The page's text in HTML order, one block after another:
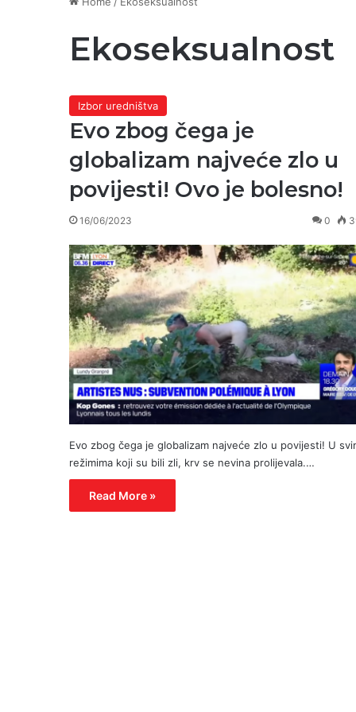
Ekoseksualnost
Izbor uredništva
Evo zbog čega je
globalizam najveće zlo u
povijesti! Ovo je bolesno!
16/06/2023 0
Evo zbog čega je globalizam najveće zlo u povijesti! U
režimima koji su bili zli, krv se nevina prolijevala.…
Read More »